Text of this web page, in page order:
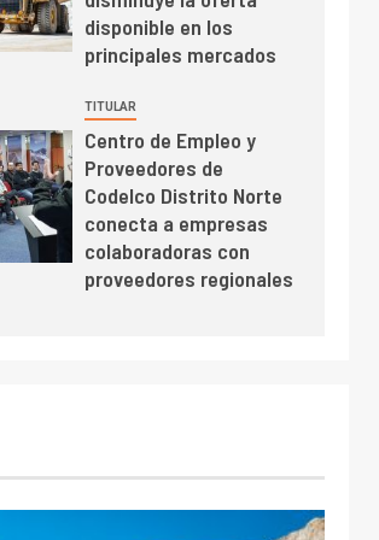
relacionan en zonas
mineras
I+D
BHP proyecta
producción de cobre
cercana a 2 millones
de toneladas tras
récord en Escondida
Codelco reporta Ebitda
de US$ 6.670 millones
y mejora sus
disponible en los
principales mercados
TITULAR
Centro de Empleo y
Proveedores de
Codelco Distrito Norte
conecta a empresas
colaboradoras con
proveedores regionales